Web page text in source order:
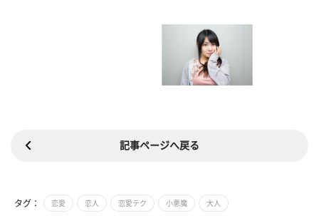
記事ページへ戻る
タグ： 恋愛 恋人 恋愛テク 小悪魔 大人